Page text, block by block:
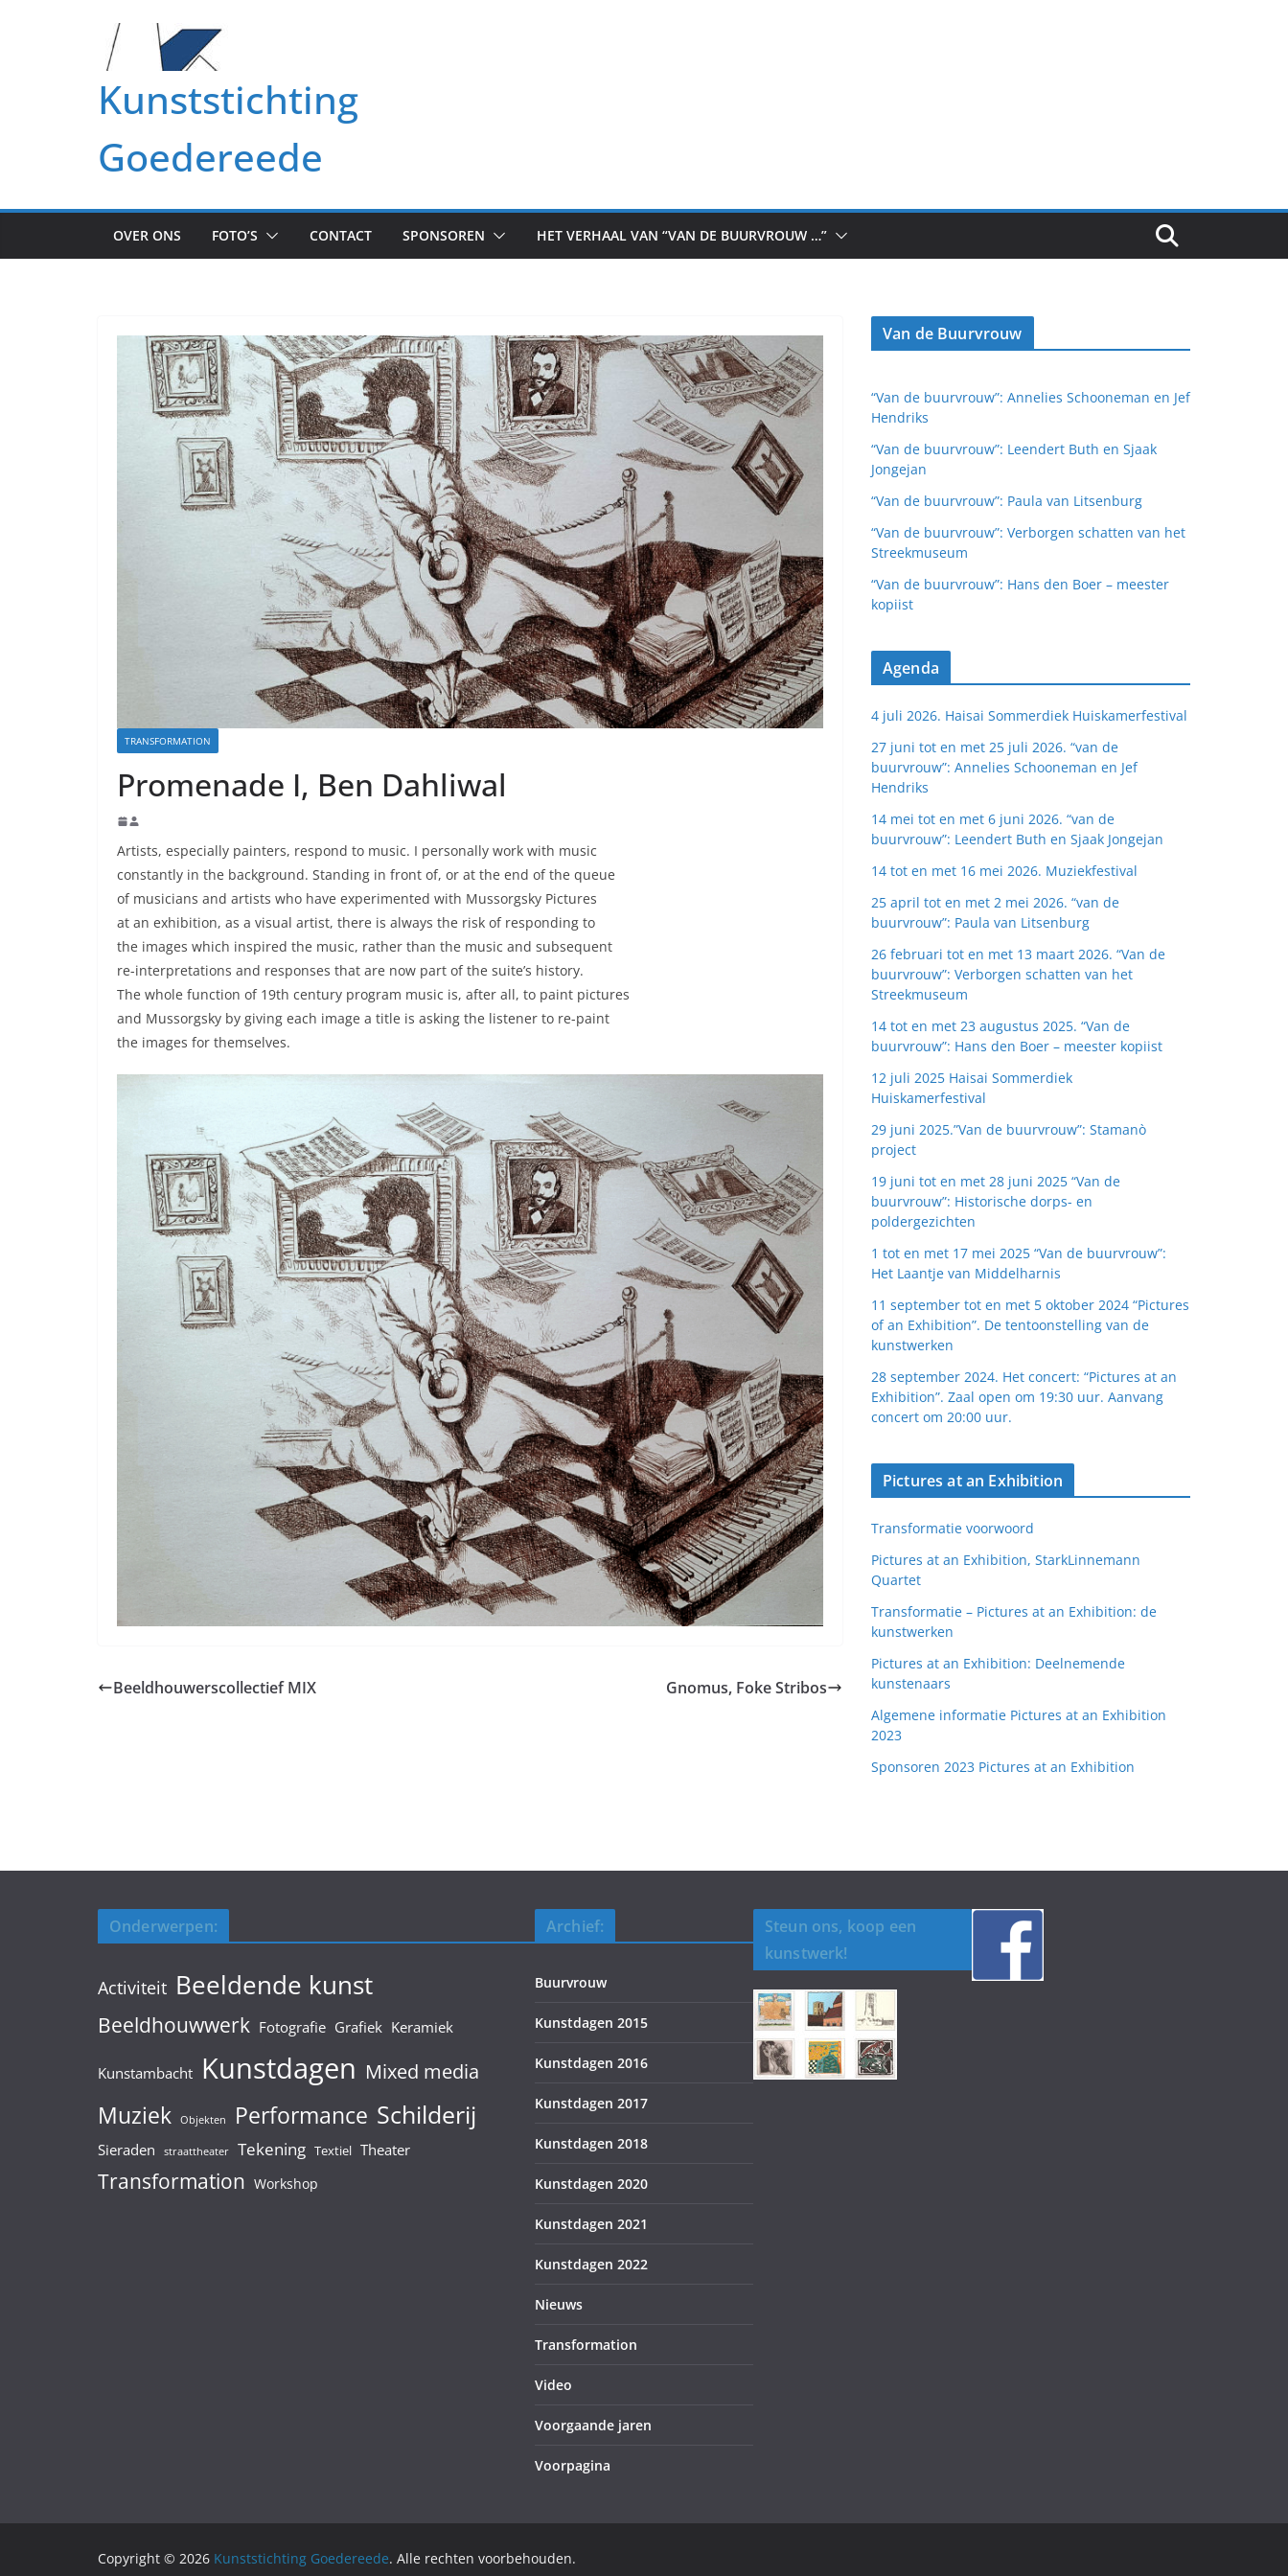
Kunststichting
Goedereede
OVER ONS FOTO’S CONTACT SPONSOREN HET VERHAAL VAN “VAN DE BUURVROUW …”
TRANSFORMATION
Promenade I, Ben Dahliwal
Artists, especially painters, respond to music. I personally work with music
constantly in the background. Standing in front of, or at the end of the queue
of musicians and artists who have experimented with Mussorgsky Pictures
at an exhibition, as a visual artist, there is always the risk of responding to
the images which inspired the music, rather than the music and subsequent
re-interpretations and responses that are now part of the suite’s history.
The whole function of 19th century program music is, after all, to paint pictures
and Mussorgsky by giving each image a title is asking the listener to re-paint
the images for themselves.
Beeldhouwerscollectief MIX Gnomus, Foke Stribos
Van de Buurvrouw
“Van de buurvrouw”: Annelies Schooneman en Jef
Hendriks
“Van de buurvrouw”: Leendert Buth en Sjaak
Jongejan
“Van de buurvrouw”: Paula van Litsenburg
“Van de buurvrouw”: Verborgen schatten van het
Streekmuseum
“Van de buurvrouw”: Hans den Boer – meester
kopiist
Agenda
4 juli 2026. Haisai Sommerdiek Huiskamerfestival
27 juni tot en met 25 juli 2026. “van de
buurvrouw”: Annelies Schooneman en Jef
Hendriks
14 mei tot en met 6 juni 2026. “van de
buurvrouw”: Leendert Buth en Sjaak Jongejan
14 tot en met 16 mei 2026. Muziekfestival
25 april tot en met 2 mei 2026. “van de
buurvrouw”: Paula van Litsenburg
26 februari tot en met 13 maart 2026. “Van de
buurvrouw”: Verborgen schatten van het
Streekmuseum
14 tot en met 23 augustus 2025. “Van de
buurvrouw”: Hans den Boer – meester kopiist
12 juli 2025 Haisai Sommerdiek
Huiskamerfestival
29 juni 2025.”Van de buurvrouw”: Stamanò
project
19 juni tot en met 28 juni 2025 “Van de
buurvrouw”: Historische dorps- en
poldergezichten
1 tot en met 17 mei 2025 “Van de buurvrouw”:
Het Laantje van Middelharnis
11 september tot en met 5 oktober 2024 “Pictures
of an Exhibition”. De tentoonstelling van de
kunstwerken
28 september 2024. Het concert: “Pictures at an
Exhibition”. Zaal open om 19:30 uur. Aanvang
concert om 20:00 uur.
Pictures at an Exhibition
Transformatie voorwoord
Pictures at an Exhibition, StarkLinnemann
Quartet
Transformatie – Pictures at an Exhibition: de
kunstwerken
Pictures at an Exhibition: Deelnemende
kunstenaars
Algemene informatie Pictures at an Exhibition
2023
Sponsoren 2023 Pictures at an Exhibition
Onderwerpen:
Activiteit Beeldende kunst
Beeldhouwwerk Fotografie Grafiek Keramiek
Kunstambacht Kunstdagen Mixed media
Muziek Objekten Performance Schilderij
Sieraden straattheater Tekening Textiel Theater
Transformation Workshop
Archief:
Buurvrouw
Kunstdagen 2015
Kunstdagen 2016
Kunstdagen 2017
Kunstdagen 2018
Kunstdagen 2020
Kunstdagen 2021
Kunstdagen 2022
Nieuws
Transformation
Video
Voorgaande jaren
Voorpagina
Steun ons, koop een
kunstwerk!
Copyright © 2026 Kunststichting Goedereede. Alle rechten voorbehouden.